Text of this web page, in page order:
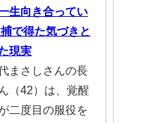
生向き合ってい
で得た気づきと
現実
まさしさんの長
（42）は、覚醒
二度目の服役を